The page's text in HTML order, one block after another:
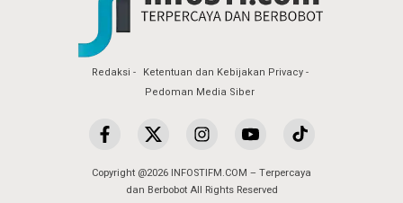
Redaksi
Ketentuan dan Kebijakan Privacy
Pedoman Media Siber
Copyright @2026 INFOSTIFM.COM – Terpercaya
dan Berbobot All Rights Reserved